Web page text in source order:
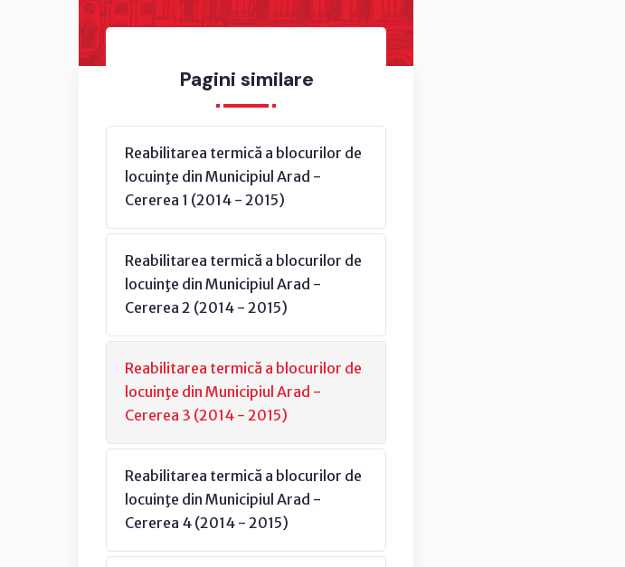
Pagini similare
Reabilitarea termică a blocurilor de
locuinţe din Municipiul Arad -
Cererea 1 (2014 - 2015)
Reabilitarea termică a blocurilor de
locuinţe din Municipiul Arad -
Cererea 2 (2014 - 2015)
Reabilitarea termică a blocurilor de
locuinţe din Municipiul Arad -
Cererea 3 (2014 - 2015)
Reabilitarea termică a blocurilor de
locuinţe din Municipiul Arad -
Cererea 4 (2014 - 2015)